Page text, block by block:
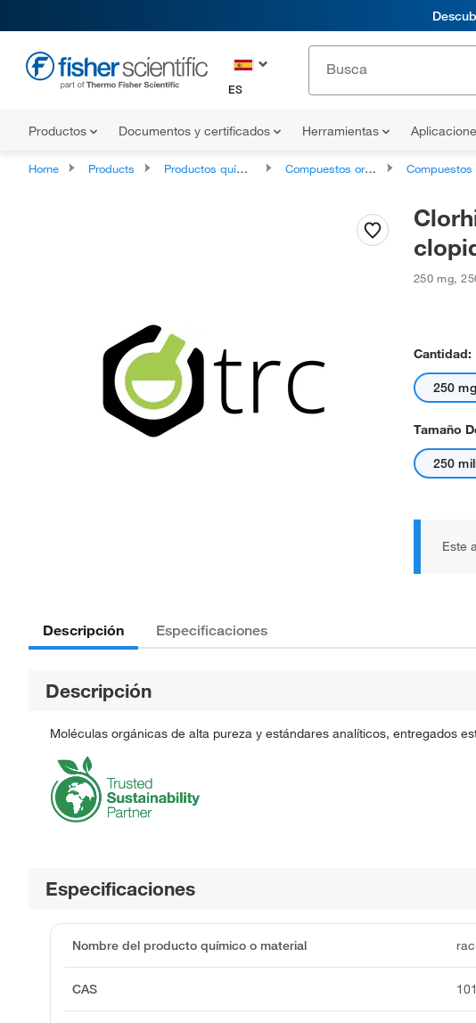
ES
Productos Documentos y certificados Herramientas
Home Products Productos químicos Compuestos orgánicos Compuestos orgánicos no
250 mg,
Cantidad:
250 mg
Tamaño
250
Este
Descripción Especificaciones
Descripción
Moléculas orgánicas de alta pureza y estándares analíticos, entregados
Especificaciones
Nombre del producto químico o material
CAS